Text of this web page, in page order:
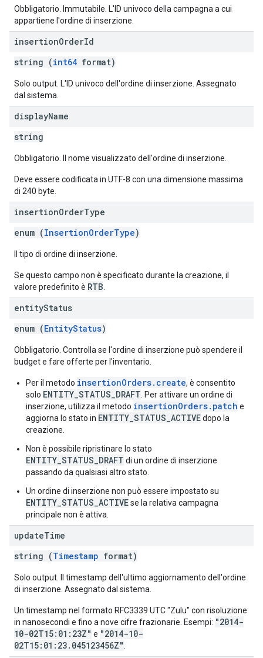
Obbligatorio. Immutabile. L'ID univoco della campagna a cui
appartiene l'ordine di inserzione.
insertionOrderId
string (int64 format)
Solo output. L'ID univoco dell'ordine di inserzione. Assegnato
dal sistema.
displayName
string
Obbligatorio. Il nome visualizzato dell'ordine di inserzione.
Deve essere codificata in UTF-8 con una dimensione massima
di 240 byte.
insertionOrderType
enum (InsertionOrderType)
Il tipo di ordine di inserzione.
Se questo campo non è specificato durante la creazione, il
valore predefinito è RTB
entityStatus
enum (EntityStatus)
Obbligatorio. Controlla se l'ordine di inserzione può spendere il
budget e fare offerte per l'inventario.
Per il metodo insertionOrders.create, è consentito
solo ENTITY_STATUS_DRAFT . Per attivare un ordine di
inserzione, utilizza il metodo insertionOrders.patch e
aggiorna lo stato in ENTITY_STATUS_ACTIVEdopo la
creazione.
Non è possibile ripristinare lo stato
ENTITY_STATUS_DRAFT di un ordine di inserzione
passando da qualsiasi altro stato.
Un ordine di inserzione non può essere impostato su
ENTITY_STATUS_ACTIVEse la relativa campagna
principale non è attiva.
updateTime
string (Timestamp format)
Solo output. Il timestamp dell'ultimo aggiornamento dell'ordine
di inserzione. Assegnato dal sistema.
Un timestamp nel formato RFC3339 UTC "Zulu" con risoluzione
in nanosecondi e fino a nove cifre frazionarie. Esempi: "2014-
10-02T15:01:23Z" e "2014-10-
02T15:01:23.045123456Z"